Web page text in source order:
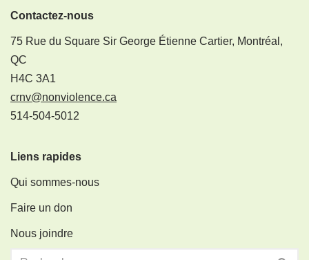
Contactez-nous
75 Rue du Square Sir George Étienne Cartier, Montréal,
QC
H4C 3A1
crnv@nonviolence.ca
514-504-5012
Liens rapides
Qui sommes-nous
Faire un don
Nous joindre